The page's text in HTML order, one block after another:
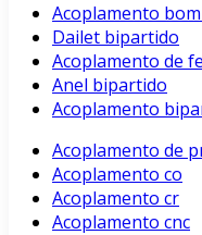
Acoplamento
Dailet bipartido
Acoplamento de
Anel bipartido
Acoplamento
Acoplamento de
Acoplamento co
Acoplamento cr
Acoplamento cnc